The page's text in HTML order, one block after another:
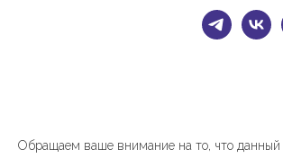
Обращаем ваше внимание на то, что данный